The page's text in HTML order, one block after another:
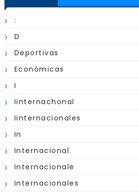
:
D
Deportivas
Económicas
I
Iinternachonal
Iinternacionales
In
Internacional
Internacionale
Internacionales